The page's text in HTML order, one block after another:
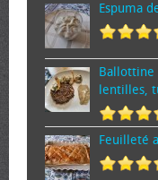
Espuma
Ballottine
lentilles,
Feuilleté